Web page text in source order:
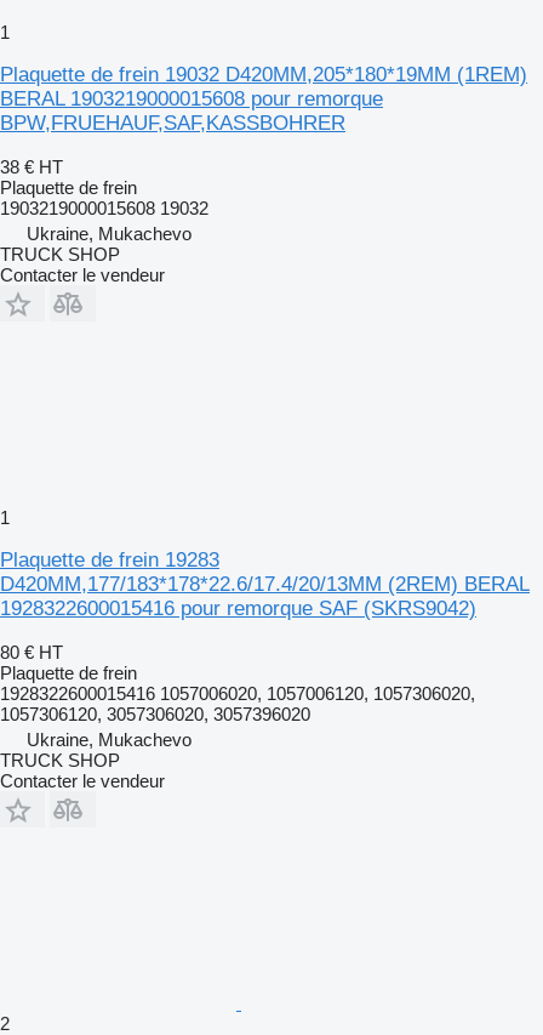
1
Plaquette de frein 19032 D420MM,205*180*19MM (1REM)
BERAL 1903219000015608 pour remorque
BPW,FRUEHAUF,SAF,KASSBOHRER
38 € HT
Plaquette de frein
1903219000015608 19032
Ukraine, Mukachevo
TRUCK SHOP
Contacter le vendeur
1
Plaquette de frein 19283
D420MM,177/183*178*22.6/17.4/20/13MM (2REM) BERAL
1928322600015416 pour remorque SAF (SKRS9042)
80 € HT
Plaquette de frein
1928322600015416 1057006020, 1057006120, 1057306020,
1057306120, 3057306020, 3057396020
Ukraine, Mukachevo
TRUCK SHOP
Contacter le vendeur
2